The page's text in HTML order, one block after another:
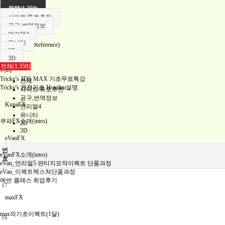
공구,번역정보
2D
3D
FX레퍼런스(Reference)
유니티
기타
Tricky's 3DS MAX 기초무료특강
Tricky's 완전기초 Houdini설명
KupaFX
쿠파FX소개(intro)
eVanFX
eVanFX소개(intro)
eVan_언리얼5 판티지모작이펙트 단품과정
eVan_이펙트텍스쳐단품과정
에반 클래스 취업후기
maxFX
max의기초이펙트(1달)
전체(1,359)
사이트/튜토추천
공구,번역정보
언리얼4
유니티
2D
3D
전체(1,359)
전체
사이트/튜토추천
공구,번역정보
언리얼4
유니티
2D
3D
번
호
17
16